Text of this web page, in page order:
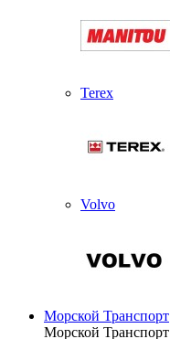
Terex
Volvo
Морской Транспорт
Морской Транспорт